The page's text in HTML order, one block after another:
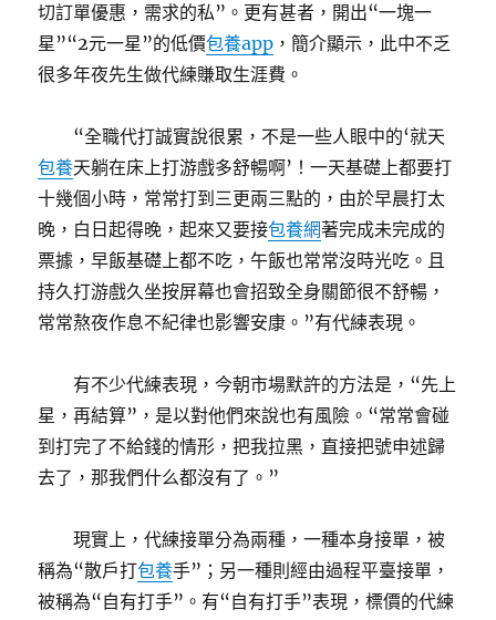
切訂單優惠，需求的私”。更有甚者，開出“一塊一
星”“2元一星”的低價包養app ，簡介顯示，此中不乏
很多年夜先生做代練賺取生涯費。
“全職代打誠實說很累，不是一些人眼中的‘就天
包養天躺在床上打游戲多舒暢啊’！一天基礎上都要打
十幾個小時，常常打到三更兩三點的，由於早晨打太
晚，白日起得晚，起來又要接包養網著完成未完成的
票據，早飯基礎上都不吃，午飯也常常沒時光吃。且
持久打游戲久坐按屏幕也會招致全身關節很不舒暢，
常常熬夜作息不紀律也影響安康。”有代練表現。
有不少代練表現，今朝市場默許的方法是，“先上
星，再結算”，是以對他們來說也有風險。“常常會碰
到打完了不給錢的情形，把我拉黑，直接把號申述歸
去了，那我們什么都沒有了。”
現實上，代練接單分為兩種，一種本身接單，被
稱為“散戶打包養手”；另一種則經由過程平臺接單，
被稱為“自有打手”。有“自有打手”表現，標價的代練